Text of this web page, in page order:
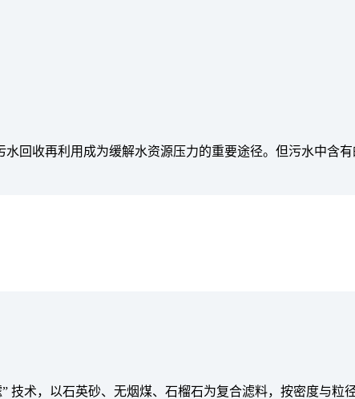
回收再利用成为缓解水资源压力的重要途径。但污水中含
技术，以石英砂、无烟煤、石榴石为复合滤料，按密度与粒